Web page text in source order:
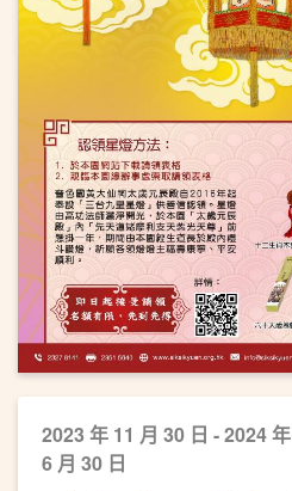
2023 年 11 月 30 日 - 2024 年
6 月 30 日